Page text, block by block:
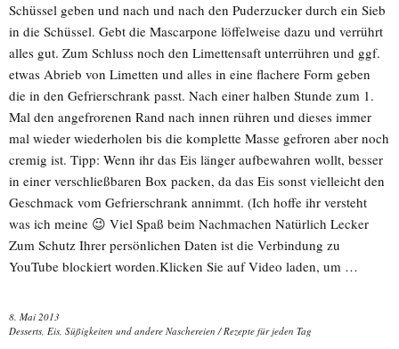
Schüssel geben und nach und nach den Puderzucker durch ein Sieb
in die Schüssel. Gebt die Mascarpone löffelweise dazu und verrührt
alles gut. Zum Schluss noch den Limettensaft unterrühren und ggf.
etwas Abrieb von Limetten und alles in eine flachere Form geben
die in den Gefrierschrank passt. Nach einer halben Stunde zum 1.
Mal den angefrorenen Rand nach innen rühren und dieses immer
mal wieder wiederholen bis die komplette Masse gefroren aber noch
cremig ist. Tipp: Wenn ihr das Eis länger aufbewahren wollt, besser
in einer verschließbaren Box packen, da das Eis sonst vielleicht den
Geschmack vom Gefrierschrank annimmt. (Ich hoffe ihr versteht
was ich meine 😉 Viel Spaß beim Nachmachen Natürlich Lecker
Zum Schutz Ihrer persönlichen Daten ist die Verbindung zu
YouTube blockiert worden.Klicken Sie auf Video laden, um …
8. Mai 2013
Desserts, Eis, Süßigkeiten und andere Naschereien /Rezepte für jeden Tag